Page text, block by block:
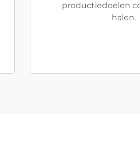
productiedoelen
halen.